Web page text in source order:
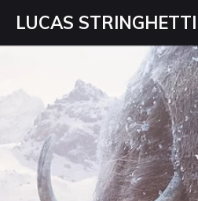
LUCAS STRINGHETTI